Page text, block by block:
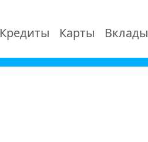
Кредиты Карты Вклады